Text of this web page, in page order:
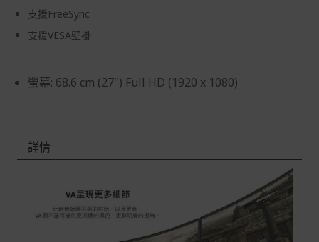
如有相關退換貨服務需求，您可以透過專線或服務信箱聯
繫客服。
本站商品除有特別標示收取運費之商品，其餘全館皆可免
運宅配到府。
在消費者完成訂單付款後兩個工作天內會安排訂單出貨，
非Acer旗下品牌商品依配合廠商規範，可能會有無法配送
外島的狀況，
您可以於「我的訂單」內查詢訂單出貨狀態 (路徑：我的帳
支援FreeSync
支援VESA壁掛
螢幕: 68.6 cm (27") Full HD (1920 x 1080)
詳情